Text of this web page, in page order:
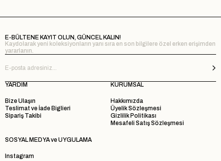
E-BÜLTENE KAYIT OLUN, GÜNCEL KALIN!
Kaydolarak yeni koleksiyonların yanı sıra en son bilgilere özel erken erişimden
yararlanın.
YARDIM
Bize Ulaşın
Teslimat ve İade Biglieri
Sipariş Takibi
KURUMSAL
Hakkımızda
Üyelik Sözleşmesi
Gizlilik Politikası
Mesafeli Satış Sözleşmesi
SOSYAL MEDYA ve UYGULAMA
Instagram